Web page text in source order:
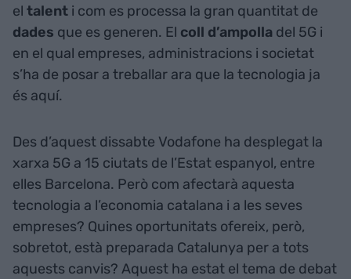
el talent i com es processa la gran quantitat de
dades que es generen. El coll d’ampolla del 5G i
en el qual empreses, administracions i societat
s’ha de posar a treballar ara que la tecnologia ja
és aquí.
Des d’aquest dissabte Vodafone ha desplegat la
xarxa 5G a 15 ciutats de l’Estat espanyol, entre
elles Barcelona. Però com afectarà aquesta
tecnologia a l’economia catalana i a les seves
empreses? Quines oportunitats ofereix, però,
sobretot, està preparada Catalunya per a tots
aquests canvis? Aquest ha estat el tema de debat